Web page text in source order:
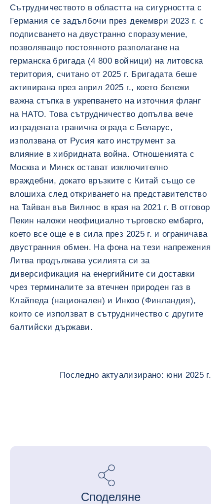
Сътрудничеството в областта на сигурността с
Германия се задълбочи през декември 2023 г. с
подписването на двустранно споразумение,
позволяващо постоянното разполагане на
германска бригада (4 800 войници) на литовска
територия, считано от 2025 г. Бригадата беше
активирана през април 2025 г., което бележи
важна стъпка в укрепването на източния фланг
на НАТО. Това сътрудничество допълва вече
изградената гранична ограда с Беларус,
използвана от Русия като инструмент за
влияние в хибридната война. Отношенията с
Москва и Минск остават изключително
враждебни, докато връзките с Китай също се
влошиха след откриването на представителство
на Тайван във Вилнюс в края на 2021 г. В отговор
Пекин наложи неофициално търговско ембарго,
което все още е в сила през 2025 г. и ограничава
двустранния обмен. На фона на тези напрежения
Литва продължава усилията си за
диверсификация на енергийните си доставки
чрез терминалите за втечнен природен газ в
Клайпеда (национален) и Инкоо (Финландия),
които се използват в сътрудничество с другите
балтийски държави.
Последно актуализирано: юни 2025 г.
Споделяне